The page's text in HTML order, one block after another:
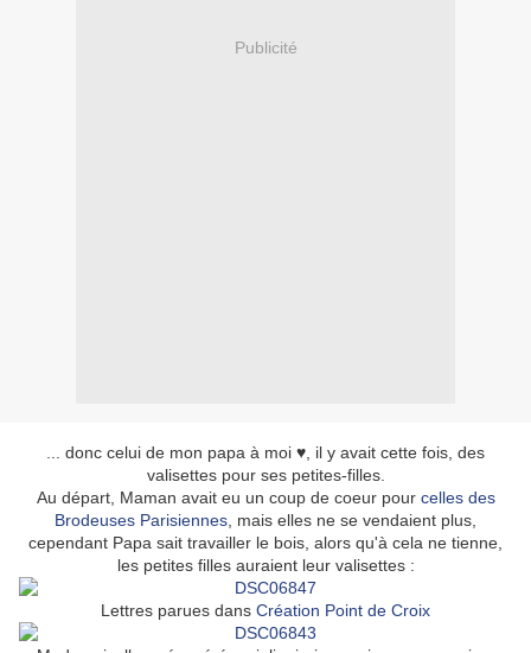
Publicité
... donc celui de mon papa à moi ♥, il y avait cette fois, des
valisettes pour ses petites-filles.
Au départ, Maman avait eu un coup de coeur pour celles des
Brodeuses Parisiennes , mais elles ne se vendaient plus,
cependant Papa sait travailler le bois, alors qu'à cela ne tienne,
les petites filles auraient leur valisettes :
Lettres parues dans Création Point de Croix